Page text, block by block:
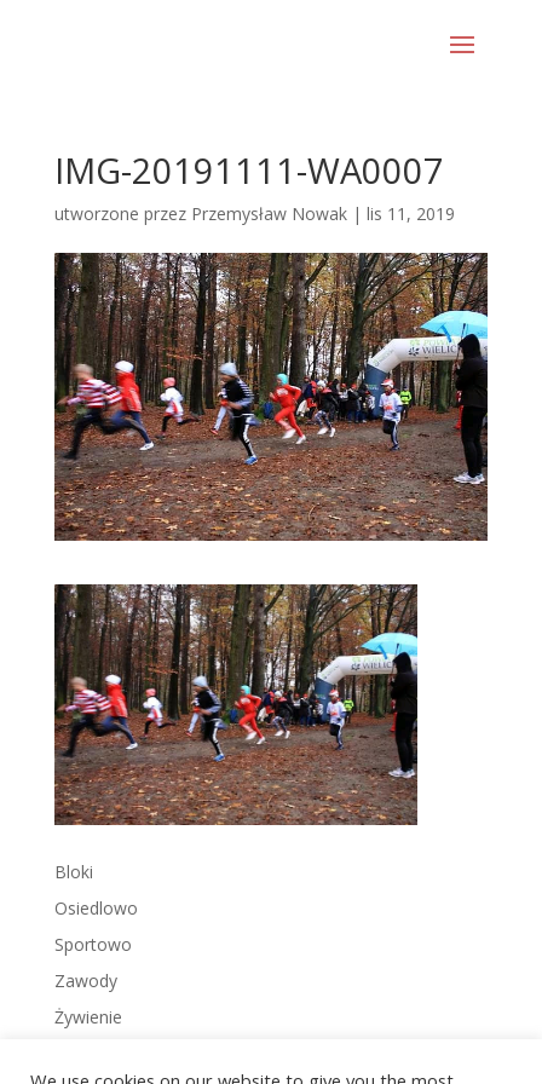
IMG-20191111-WA0007
utworzone przez Przemysław Nowak| lis 11, 2019
Bloki
Osiedlowo
Sportowo
Zawody
Żywienie